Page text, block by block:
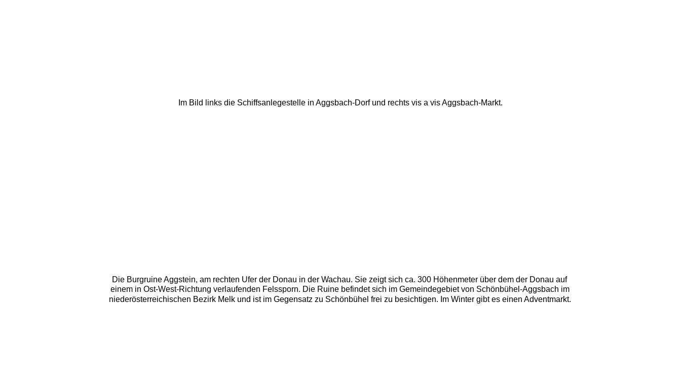
Im Bild links die Schiffsanlegestelle in Aggsbach-Dorf und rechts vis a vis Aggsbach-Markt.
Die Burgruine Aggstein, am rechten Ufer der Donau in der Wachau. Sie zeigt sich ca. 300 Höhenmeter über dem der Donau auf
einem in Ost-West-Richtung verlaufenden Felssporn. Die Ruine befindet sich im Gemeindegebiet von Schönbühel-Aggsbach im
niederösterreichischen Bezirk Melk und ist im Gegensatz zu Schönbühel frei zu besichtigen. Im Winter gibt es einen Adventmarkt.